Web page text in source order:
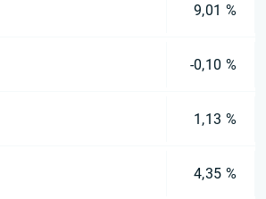
9,01 %
-0,10 %
1,13 %
4,35 %